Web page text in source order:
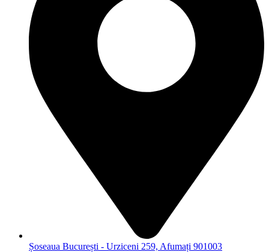
Șoseaua București - Urziceni 259, Afumați 901003